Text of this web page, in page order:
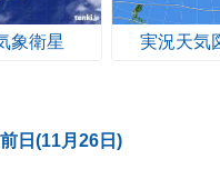
象衛星 実況天気
前日(11月26日)